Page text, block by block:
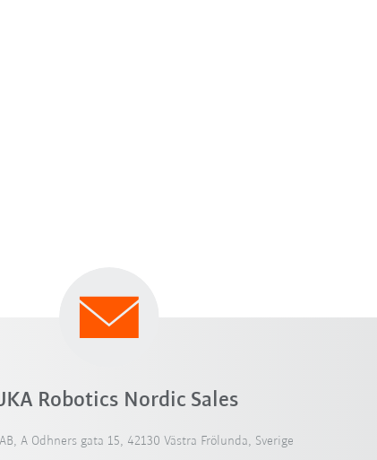
Robotics Nordic Sales
A Odhners gata 15, 42130 Västra Frölunda, Sverige